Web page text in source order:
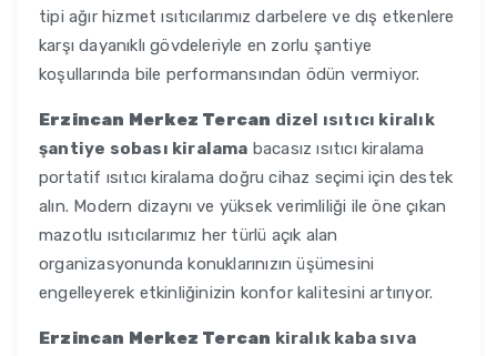
tipi ağır hizmet ısıtıcılarımız darbelere ve dış etkenlere
karşı dayanıklı gövdeleriyle en zorlu şantiye
koşullarında bile performansından ödün vermiyor.
Erzincan Merkez Tercan dizel ısıtıcı kiralık
şantiye sobası kiralama bacasız ısıtıcı kiralama
portatif ısıtıcı kiralama doğru cihaz seçimi için destek
alın. Modern dizaynı ve yüksek verimliliği ile öne çıkan
mazotlu ısıtıcılarımız her türlü açık alan
organizasyonunda konuklarınızın üşümesini
engelleyerek etkinliğinizin konfor kalitesini artırıyor.
Erzincan Merkez Tercan kiralık kaba sıva